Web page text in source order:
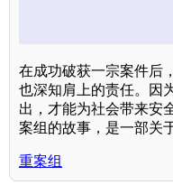
在成功破获一宗案件后
也深知肩上的责任。因
出，才能为社会带来安
案组的故事，是一部关
重案组